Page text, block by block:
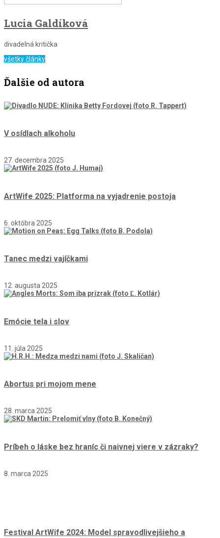
Lucia Galdíková
divadelná kritička
všetky články
Ďalšie od autora
V osídlach alkoholu
27. decembra 2025
ArtWife 2025: Platforma na vyjadrenie postoja
6. októbra 2025
Tanec medzi vajíčkami
12. augusta 2025
Emócie tela i slov
11. júla 2025
Abortus pri mojom mene
28. marca 2025
Príbeh o láske bez hraníc či naivnej viere v zázraky?
8. marca 2025
Festival ArtWife 2024: Model spravodlivejšieho a